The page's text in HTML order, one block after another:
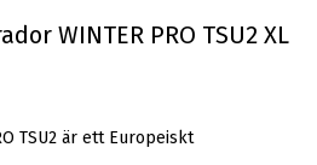
WINTER PRO TSU2 XL
TSU2 är ett Europeiskt